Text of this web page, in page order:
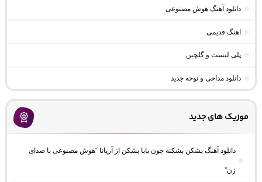
دانلود آهنگ هوش مصنوعی
اهنگ قدیمی
پلی لیست و گلچین
دانلود مداحی و نوحه جدید
موزیک های جدید
دانلود آهنگ بشکن بشکنه جون بابا بشکن از آریانا “هوش مصنوعی با صدای
زن”